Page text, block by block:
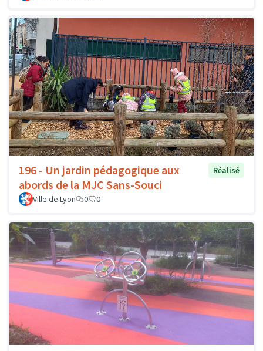
196 - Un jardin pédagogique aux
abords de la MJC Sans-Souci
Réalisé
Ville de Lyon 0 0